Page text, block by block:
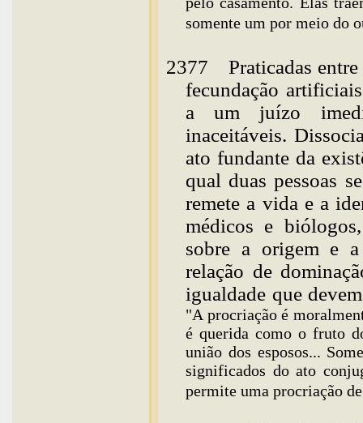
somente um por meio do
2377
Praticadas
fecundação
a um juízo
inaceitáveis.
ato fundante da
qual duas pessoas
remete a vida e a
médicos e
sobre a origem e a
relação de
igualdade que
"A procriação é
é querida como o fruto
união dos esposos...
significados do ato
permite uma procriação